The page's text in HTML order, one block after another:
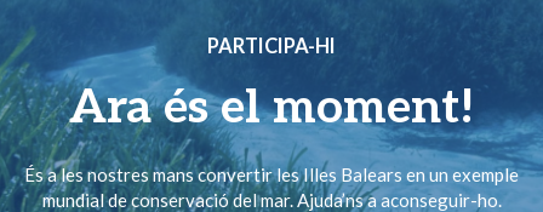
PARTICIPA-HI
Ara és el moment!
És a les nostres mans convertir les Illes Balears en un exemple
mundial de conservació del mar. Ajuda’ns a aconseguir-ho.